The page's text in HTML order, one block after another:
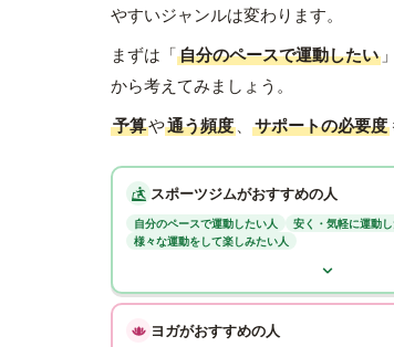
やすいジャンルは変わります。
まずは「自分のペースで運動したい
から考えてみましょう。
予算や通う頻度 、 サポートの必要度
スポーツジムがおすすめの人
自分のペースで運動したい人
安く・気軽に運動
様々な運動をして楽しみたい人
ヨガがおすすめの人